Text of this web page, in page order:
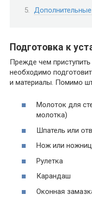
Подготовка к
Прежде чем
необходимо
и материалы. Помимо
Молоток для
молотка)
Шпатель или
Нож или
Рулетка
Карандаш
Оконная